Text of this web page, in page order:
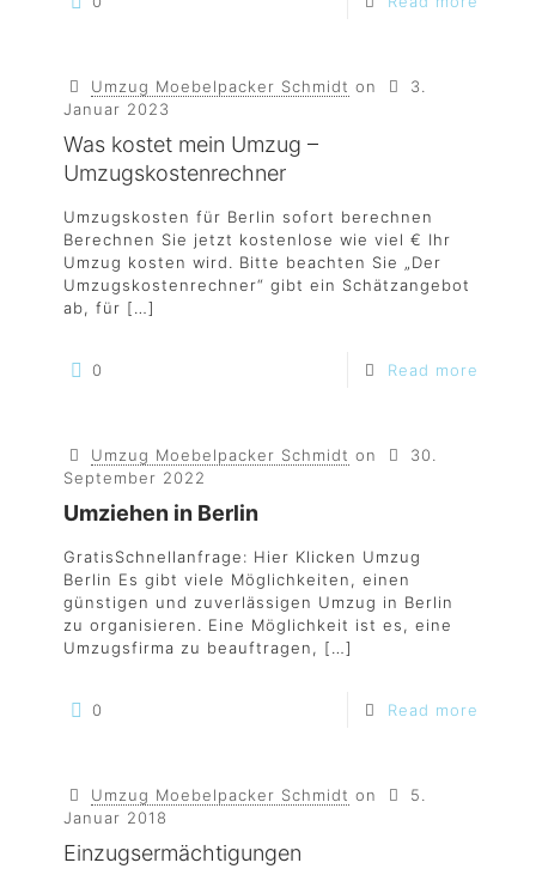
Umzug Moebelpacker Schmidt on
3.
Januar 2023
Was kostet mein Umzug –
Umzugskostenrechner
Umzugskosten für Berlin sofort berechnen
Berechnen Sie jetzt kostenlose wie viel € Ihr
Umzug kosten wird. Bitte beachten Sie „Der
Umzugskostenrechner“ gibt ein Schätzangebot
ab, für […]
0 Read more
Umzug Moebelpacker Schmidt on
30.
September 2022
Umziehen in Berlin
GratisSchnellanfrage: Hier Klicken Umzug
Berlin Es gibt viele Möglichkeiten, einen
günstigen und zuverlässigen Umzug in Berlin
zu organisieren. Eine Möglichkeit ist es, eine
Umzugsfirma zu beauftragen, […]
0 Read more
Umzug Moebelpacker Schmidt on
5.
Januar 2018
Einzugsermächtigungen